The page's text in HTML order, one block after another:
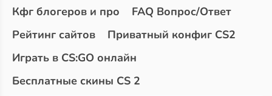
Кфг блогеров и про
FAQ Вопрос/Ответ
Рейтинг сайтов
Приватный конфиг CS2
Играть в CS:GO онлайн
Бесплатные скины CS 2